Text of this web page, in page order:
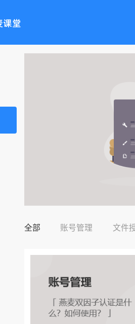
全部 账号管理 文件